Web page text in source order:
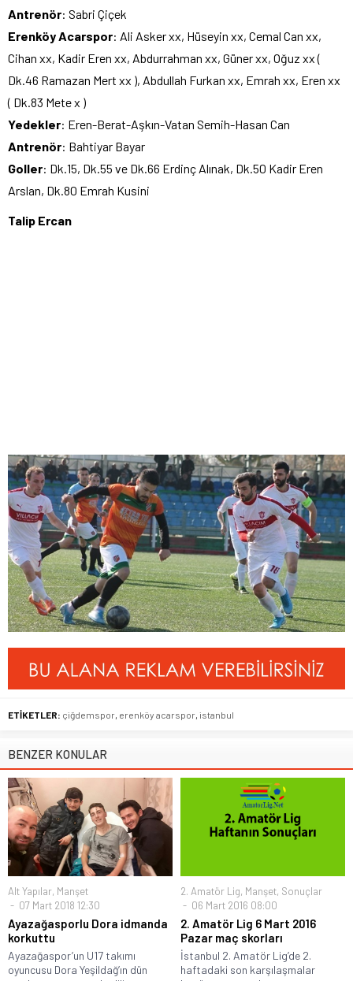
Antrenör: Sabri Çiçek
ErenköyAcarspor: Ali Asker xx, Hüseyin xx, Cemal Can xx,
Cihan xx, Kadir Eren xx, Abdurrahman xx, Güner xx, Oğuz xx (
Dk.46 Ramazan Mert xx ), Abdullah Furkan xx, Emrah xx, Eren xx
( Dk.83 Mete x )
Yedekler: Eren-Berat-Aşkın-Vatan Semih-Hasan Can
Antrenör: Bahtiyar Bayar
Goller: Dk.15, Dk.55 ve Dk.66 Erdinç Alınak, Dk.50 Kadir Eren
Arslan, Dk.80 Emrah Kusini
Talip Ercan
ETİKETLER: çiğdemspor erenköy acarspor istanbul
BENZER KONULAR
Alt Yapılar, Manşet
07 Mart 2018 12:30
Ayazağasporlu Dora idmanda
korkuttu
Ayazağaspor’un U17 takımı
oyuncusu Dora Yeşildağ’ın dün
2. Amatör Lig, Manşet, Sonuçlar
06 Mart 2016 08:00
2. Amatör Lig 6 Mart 2016
Pazar maç skorları
İstanbul 2. Amatör Lig’de 2.
haftadaki son karşılaşmalar